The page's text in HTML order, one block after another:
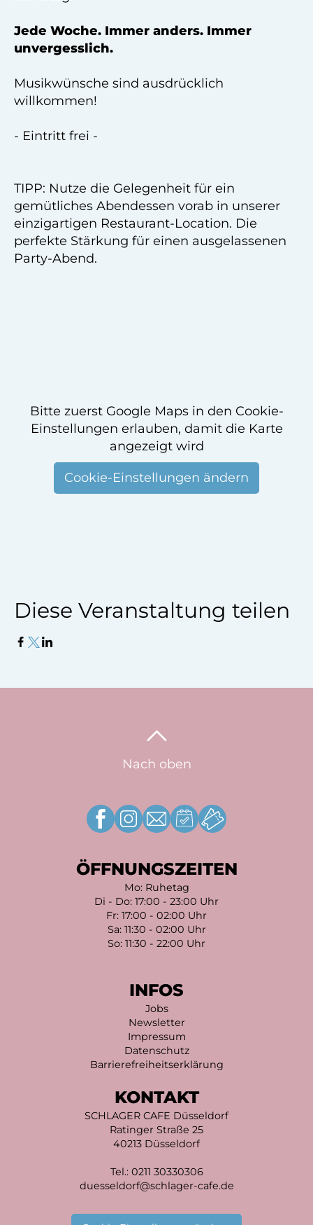
Jede Woche. Immer anders. Immer
unvergesslich.
Musikwünsche sind ausdrücklich
willkommen!
- Eintritt frei -
TIPP: Nutze die Gelegenheit für ein
gemütliches Abendessen vorab in unserer
einzigartigen Restaurant-Location. Die
perfekte Stärkung für einen ausgelassenen
Party-Abend.
Bitte zuerst Google Maps in den Cookie-
Einstellungen erlauben, damit die Karte
angezeigt wird
Cookie-Einstellungen ändern
Diese Veranstaltung teilen
Nach oben
ÖFFNUNGSZEITEN
Mo: Ruhetag
Di - Do: 17:00 - 23:00 Uhr
Fr: 17:00 - 02:00 Uhr
Sa: 11:30 - 02:00 Uhr
So: 11:30 - 22:00 Uhr
INFOS
Jobs
Newsletter
Impressum
Datenschutz
Barrierefreiheitserklärung
KONTAKT
SCHLAGER CAFE Düsseldorf
Ratinger Straße 25
40213 Düsseldorf
Tel.: 0211 30330306
duesseldorf@schlager-cafe.de